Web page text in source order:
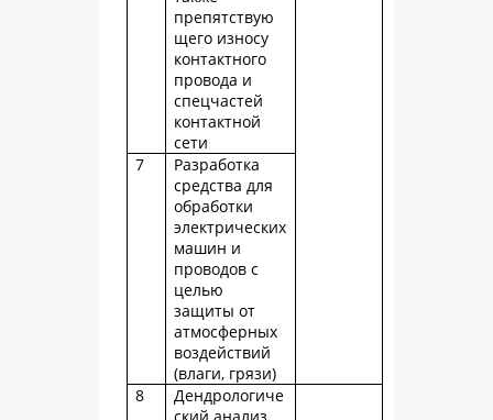
препятствую
щего износу
контактного
провода и
спецчастей
контактной
сети
7
Разработка
средства для
обработки
электрических
машин и
проводов с
целью
защиты от
атмосферных
воздействий
(влаги, грязи)
8
Дендрологиче